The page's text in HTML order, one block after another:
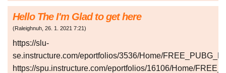
Hello The I'm Glad to get here
(Raleighnuh, 26. 1. 2021 7:21)
https://slu-
se.instructure.com/eportfolios/3536/Home/
https://spu.instructure.com/eportfolios/16106/Home/